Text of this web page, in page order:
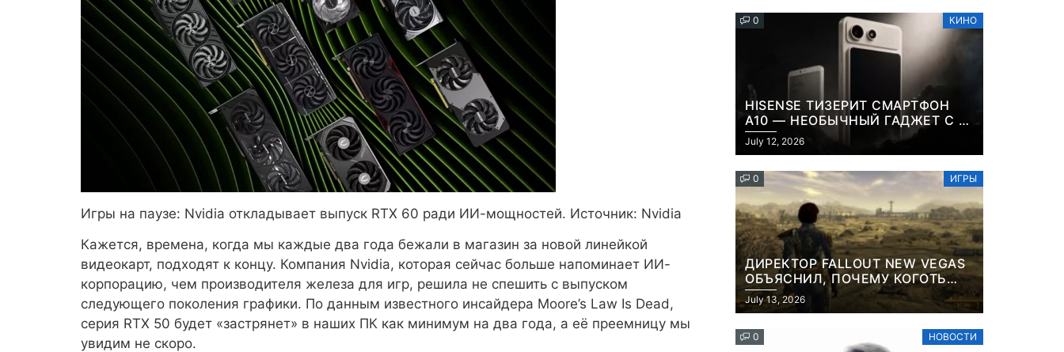
Игры на паузе: Nvidia откладывает выпуск RTX 60 ради ИИ-мощностей. Источник: Nvidia
Кажется, времена, когда мы каждые два года бежали в магазин за новой линейкой
видеокарт, подходят к концу. Компания Nvidia, которая сейчас больше напоминает ИИ-
корпорацию, чем производителя железа для игр, решила не спешить с выпуском
следующего поколения графики. По данным известного инсайдера Moore’s Law Is Dead,
серия RTX 50 будет «застрянет» в наших ПК как минимум на два года, а её преемницу мы
увидим не скоро.
0 КИНО
HISENSE ТИЗЕРИТ СМАРТФОН
A10 — НЕОБЫЧНЫЙ ГАДЖЕТ С E-
INK-ЭКРАНОМ И СЪЕМНОЙ LCD-
ПАНЕЛЬЮ ДЛЯ ЦВЕТНОГО
July 12, 2026
0 ИГРЫ
ДИРЕКТОР FALLOUT NEW VEGAS
ОБЪЯСНИЛ, ПОЧЕМУ КОГОТЬ
СМЕРТИ У КАРЬЕРА НАМЕРЕННО
СНОСИТ ВАМ ГОЛОВУ
July 13, 2026
0 НОВОСТИ